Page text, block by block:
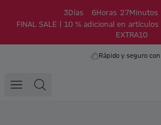
3 Días 6Horas 27Minutos
FINAL SALE | 10 % adicional en
EXTRA10
Rápido y seguro con